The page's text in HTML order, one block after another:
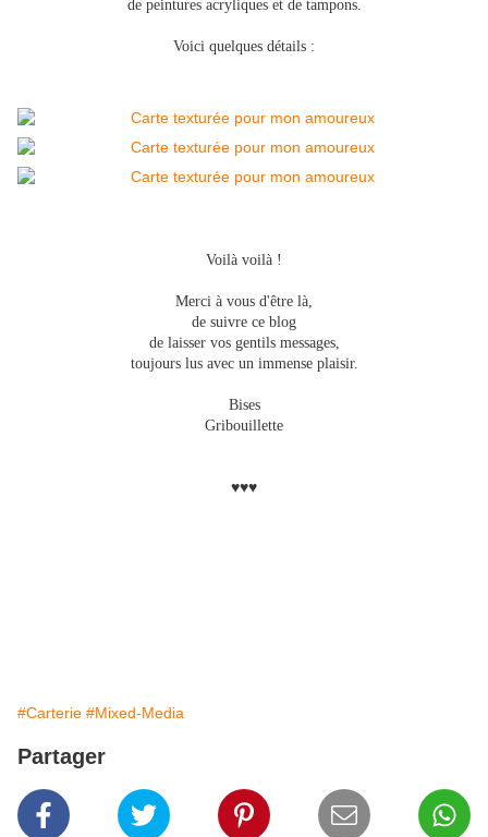
de peintures acryliques et de tampons.
Voici quelques détails :
Voilà voilà !
Merci à vous d'être là,
de suivre ce blog
de laisser vos gentils messages,
toujours lus avec un immense plaisir.
Bises
Gribouillette
♥♥♥
#Carterie #Mixed-Media
Partager